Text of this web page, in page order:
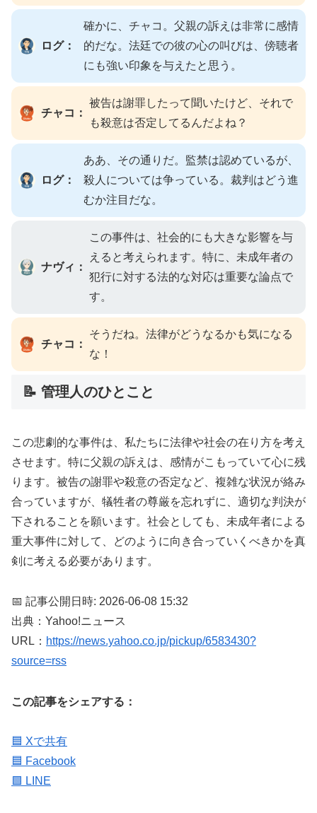
ログ：
確かに、チャコ。父親の訴えは非常に感情
的だな。法廷での彼の心の叫びは、傍聴者
にも強い印象を与えたと思う。
チャコ：
被告は謝罪したって聞いたけど、それで
も殺意は否定してるんだよね？
ログ：
ああ、その通りだ。監禁は認めているが、
殺人については争っている。裁判はどう進
むか注目だな。
ナヴィ：
この事件は、社会的にも大きな影響を与
えると考えられます。特に、未成年者の
犯行に対する法的な対応は重要な論点で
す。
チャコ：
そうだね。法律がどうなるかも気になる
な！
📝 管理人のひとこと
この悲劇的な事件は、私たちに法律や社会の在り方を考え
させます。特に父親の訴えは、感情がこもっていて心に残
ります。被告の謝罪や殺意の否定など、複雑な状況が絡み
合っていますが、犠牲者の尊厳を忘れずに、適切な判決が
下されることを願います。社会としても、未成年者による
重大事件に対して、どのように向き合っていくべきかを真
剣に考える必要があります。
📅 記事公開日時: 2026-06-08 15:32
出典：Yahoo!ニュース
URL： https://news.yahoo.co.jp/pickup/6583430?
source=rss
この記事をシェアする：
🟦 Xで共有
🟦 Facebook
🟩 LINE